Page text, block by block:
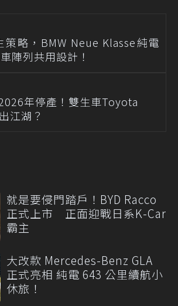
略，BMW Neue Klasse純電
陣列共用設計！
年停產！雙生車Toyota
江湖？
就是要侵門踏戶！BYD Racco
正式上市 正面迎戰日系K-Car
霸主
大改款 Mercedes-Benz GLA
正式亮相 純電 643 公里續航小
休旅！